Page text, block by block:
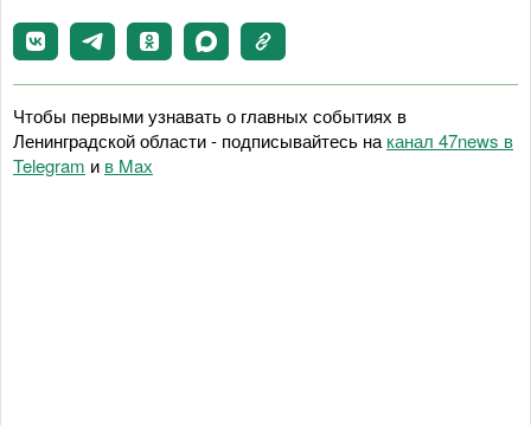
Чтобы первыми узнавать о главных событиях в
Ленинградской области - подписывайтесь на канал 47news в
Telegram и в Maх